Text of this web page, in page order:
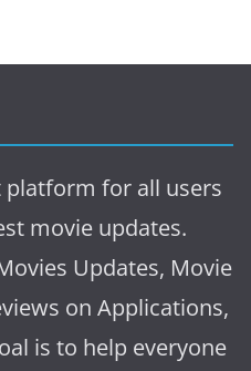
platform for all users
movie updates.
Updates, Movie
on Applications,
is to help everyone